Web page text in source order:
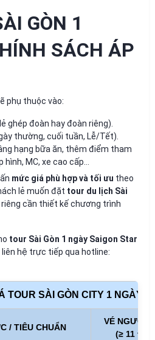
GÒN 1
SÁCH ÁP
phụ thuộc vào:
ghép đoàn hay đoàn riêng).
thường, cuối tuần, Lễ/Tết).
hạng bữa ăn, thêm điểm tham
hình, MC, xe cao cấp…
mức giá phù hợp và tối ưu theo
lẻ muốn đặt tour du lịch Sài
cần thiết kế chương trình
tour Sài Gòn 1 ngày Saigon Star
liên hệ trực tiếp qua hotline:
TOUR SÀI GÒN CITY 1 NGÀY
/ TIÊU CHUẨN
VÉ NGƯỜI
(≥ 11